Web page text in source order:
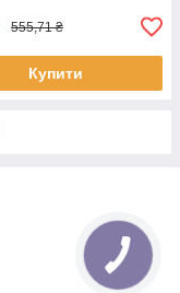
555,71 ₴
Купити